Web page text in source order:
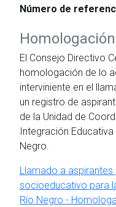
Número de
Homologación
El Consejo Directivo
homologación de lo
interviniente en el
un registro de
de la Unidad de
Integración
Negro.
Llamado a
socioeducativo para
Río Negro -